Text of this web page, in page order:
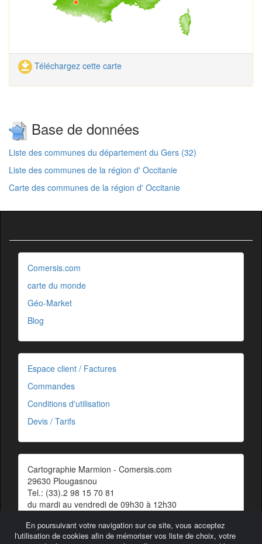
Téléchargez cette carte
Base de données
Liste des communes du département du Gers (32)
Liste des communes de la région d' Occitanie
Carte des communes de la région d' Occitanie
En poursuivant votre navigation sur ce site, vous acceptez
l'utilisation de cookies afin de mémoriser vos liste de choix, votre
Comersis.com
carte du monde
Géo-Market
Blog
Espace client / Factures
Commandes
Conditions d'utilisation
Devis / Tarifs
Cartographie Marmion - Comersis.com
29630 Plougasnou
Tel.: (33).2 98 15 70 81
du mardi au vendredi de 09h30 à 12h30
Contact